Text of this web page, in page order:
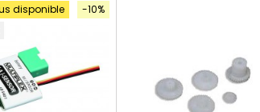
-10%
disponible